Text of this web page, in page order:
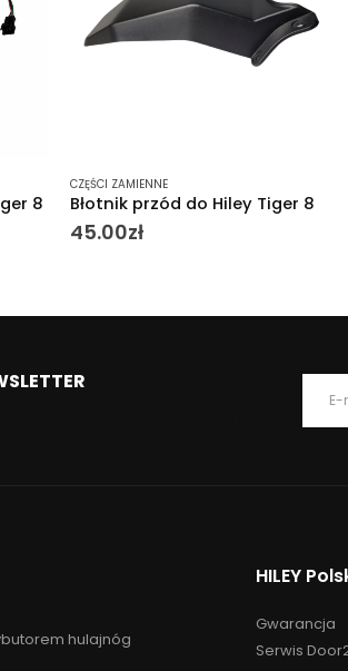
8
CZĘŚCI ZAMIENNE
Rączka hamulca prawa do
Hiley Tiger 8
hulajnóg
HILEY
Gwarancja
Serwis